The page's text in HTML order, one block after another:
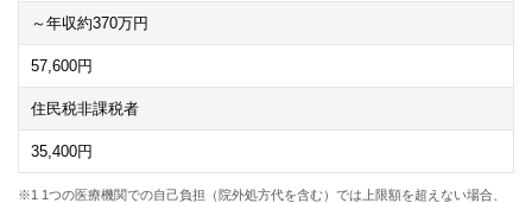
～年収約370万円
57,600円
住民税非課税者
35,400円
※1 1つの医療機関での自己負担（院外処方代を含む）では上限額を超えない場合、